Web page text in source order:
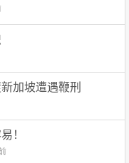
加坡遭遇鞭刑
！